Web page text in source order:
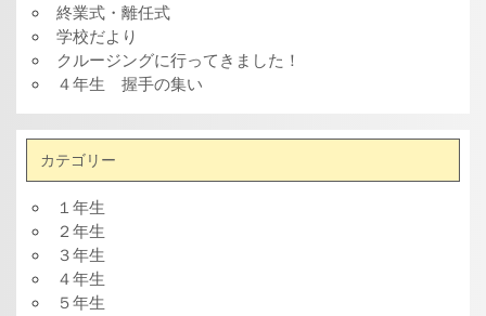
終業式・離任式
学校だより
クルージングに行ってきました！
４年生 握手の集い
カテゴリー
１年生
２年生
３年生
４年生
５年生